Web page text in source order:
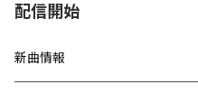
配信開始
新曲情報